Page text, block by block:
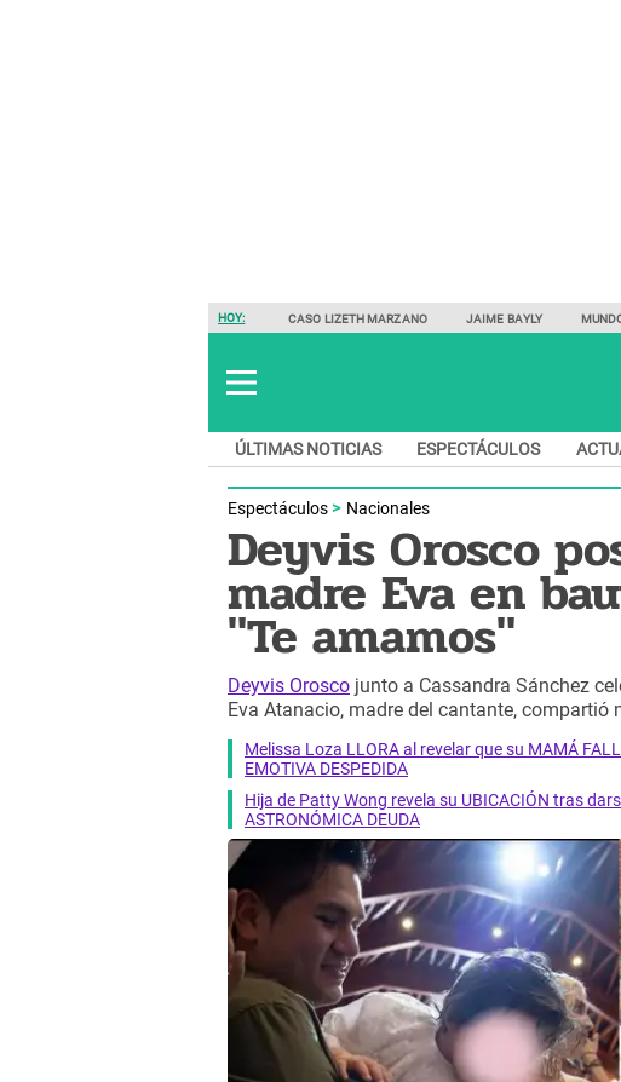
HOY: CASO LIZETH MARZANO JAIME BAYLY
ÚLTIMAS NOTICIAS ESPECTÁCULOS
Espectáculos Nacionales
Deyvis Orosco
madre Eva en
"Te amamos"
Deyvis Orosco junto a Cassandra Sánchez
Eva Atanacio, madre del cantante,
Melissa Loza LLORA al revelar que su MAMÁ
EMOTIVA DESPEDIDA
Hija de Patty Wong revela su UBICACIÓN tras
ASTRONÓMICA DEUDA